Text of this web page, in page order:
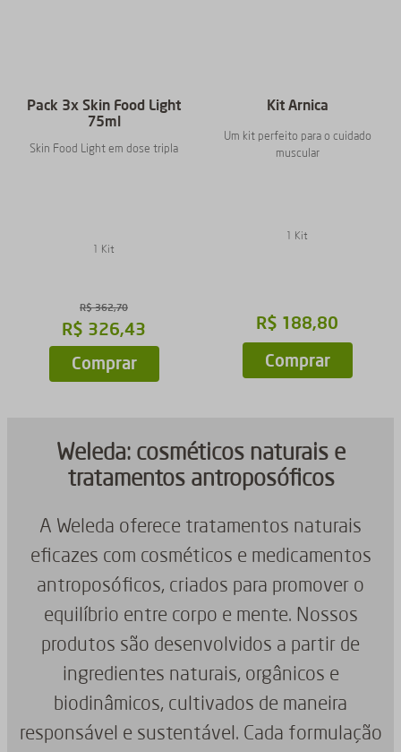
Pack 3x Skin Food Light
75ml
Skin Food Light em dose tripla
1 Kit
R$ 362,70
R$ 326,43
Comprar
Kit Arnica
Um kit perfeito para o cuidado
muscular
1 Kit
R$ 188,80
Comprar
Weleda: cosméticos naturais e
tratamentos antroposóficos
A Weleda oferece tratamentos naturais
eficazes com cosméticos e medicamentos
antroposóficos, criados para promover o
equilíbrio entre corpo e mente. Nossos
produtos são desenvolvidos a partir de
ingredientes naturais, orgânicos e
biodinâmicos, cultivados de maneira
responsável e sustentável. Cada formulação